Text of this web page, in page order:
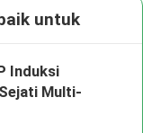
untuk
Induksi
Multi-